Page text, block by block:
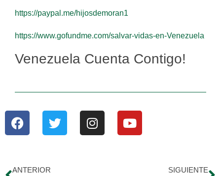
https://paypal.me/hijosdemoran1
https://www.gofundme.com/salvar-vidas-en-Venezuela
Venezuela Cuenta Contigo!
ANTERIOR
SIGUIENTE